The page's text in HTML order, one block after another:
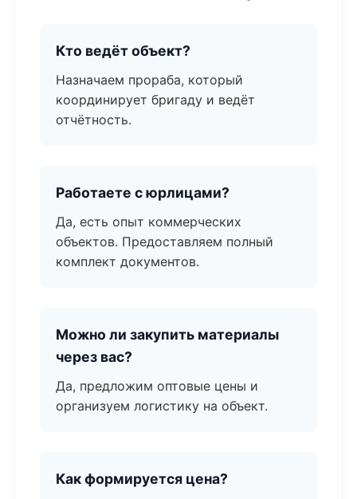
Кто ведёт объект?
Назначаем прораба, который
координирует бригаду и ведёт
отчётность.
Работаете с юрлицами?
Да, есть опыт коммерческих
объектов. Предоставляем полный
комплект документов.
Можно ли закупить материалы
через вас?
Да, предложим оптовые цены и
организуем логистику на объект.
Как формируется цена?